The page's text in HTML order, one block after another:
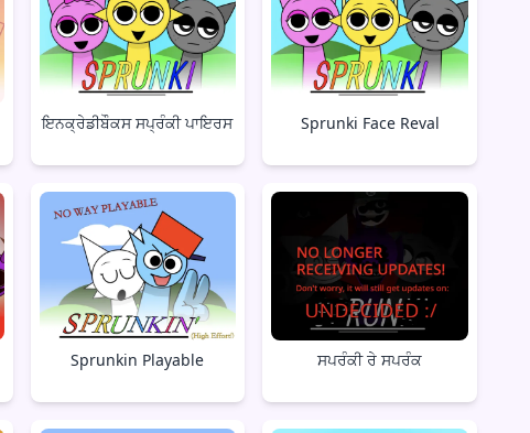
ਇਨਕ੍ਰੇਡੀਬੌਕਸ ਸਪ੍ਰੰਕੀ ਪਾਇਰਸ Sprunki Face Reval
Sprunkin Playable ਸਪਰੰਕੀ ਰੇ ਸਪਰੰਕ